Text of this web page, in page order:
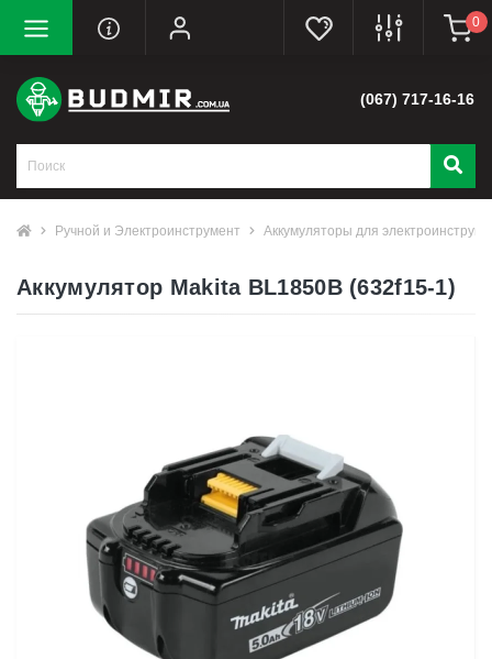
0
(067) 717-16-16
Ручной и Электроинструмент Аккумуляторы для
Аккумулятор Makita BL1850B (632f15-1)